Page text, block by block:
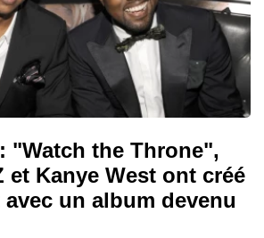
"Watch the Throne",
et Kanye West ont créé
un album devenu